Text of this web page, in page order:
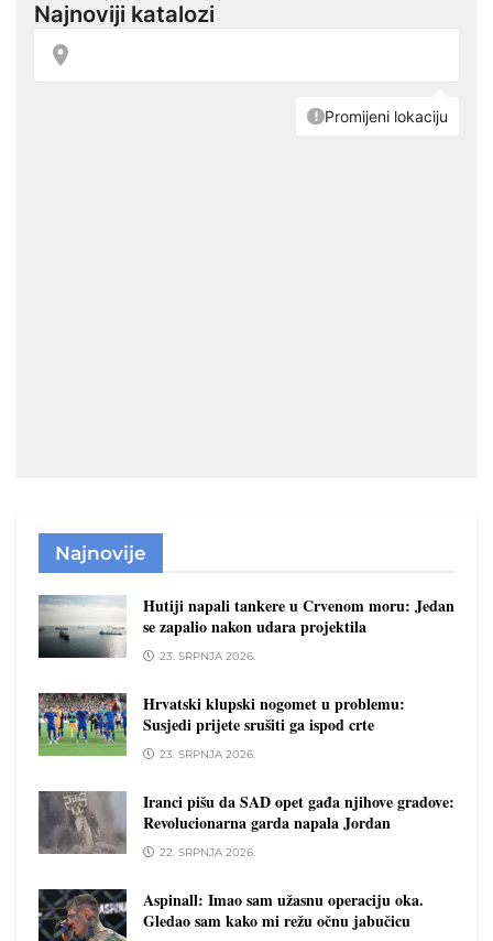
Najnovije
Hutiji napali tankere u Crvenom moru: Jedan
se zapalio nakon udara projektila
23. SRPNJA 2026.
Hrvatski klupski nogomet u problemu:
Susjedi prijete srušiti ga ispod crte
23. SRPNJA 2026.
Iranci pišu da SAD opet gađa njihove gradove:
Revolucionarna garda napala Jordan
22. SRPNJA 2026.
Aspinall: Imao sam užasnu operaciju oka.
Gledao sam kako mi režu očnu jabučicu